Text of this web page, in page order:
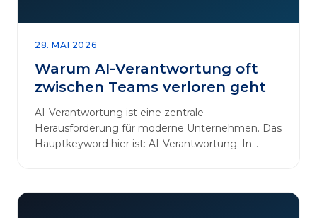
28. MAI 2026
Warum AI-Verantwortung oft
zwischen Teams verloren geht
AI-Verantwortung ist eine zentrale
Herausforderung für moderne Unternehmen. Das
Hauptkeyword hier ist: AI-Verantwortung. In